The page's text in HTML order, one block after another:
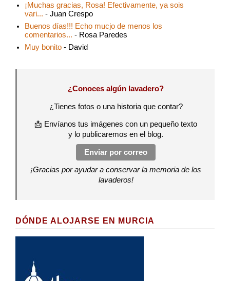
¡Muchas gracias, Rosa! Efectivamente, ya sois
vari... - Juan Crespo
Buenos días!!! Echo mucjo de menos los
comentarios... - Rosa Paredes
Muy bonito - David
¿Conoces algún lavadero?
¿Tienes fotos o una historia que contar?
📩 Envíanos tus imágenes con un pequeño texto
y lo publicaremos en el blog.
Enviar por correo
¡Gracias por ayudar a conservar la memoria de los
lavaderos!
DÓNDE ALOJARSE EN MURCIA